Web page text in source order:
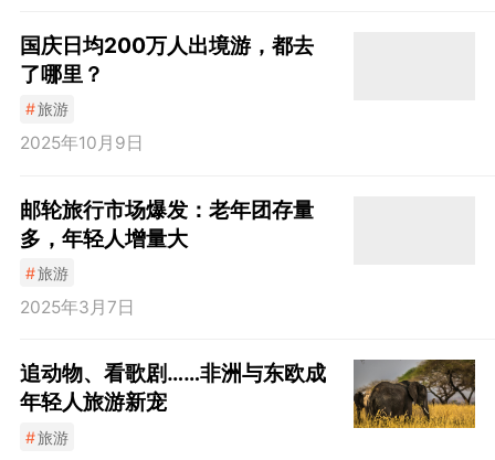
国庆日均200万人出境游，都去
了哪里？
#旅游
2025年10月9日
邮轮旅行市场爆发：老年团存量
多，年轻人增量大
#旅游
2025年3月7日
追动物、看歌剧……非洲与东欧成
年轻人旅游新宠
#旅游